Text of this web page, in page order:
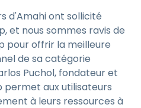
d'Amahi ont sollicité
et nous sommes ravis de
pour offrir la meilleure
de sa catégorie
Puchol, fondateur et
permet aux utilisateurs
à leurs ressources à